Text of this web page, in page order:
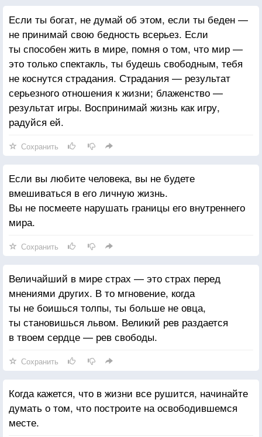
Если ты богат, не думай об этом, если ты беден —
не принимай свою бедность всерьез. Если
ты способен жить в мире, помня о том, что мир —
это только спектакль, ты будешь свободным, тебя
не коснутся страдания. Страдания — результат
серьезного отношения к жизни; блаженство —
результат игры. Воспринимай жизнь как игру,
радуйся ей.
Сохранить
Если вы любите человека, вы не будете
вмешиваться в его личную жизнь.
Вы не посмеете нарушать границы его внутреннего
мира.
Сохранить
Величайший в мире страх — это страх перед
мнениями других. В то мгновение, когда
ты не боишься толпы, ты больше не овца,
ты становишься львом. Великий рев раздается
в твоем сердце — рев свободы.
Сохранить
Когда кажется, что в жизни все рушится, начинайте
думать о том, что построите на освободившемся
месте.